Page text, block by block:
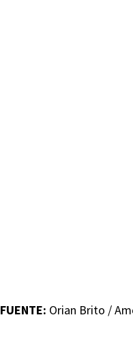
FUENTE: Orian Brito /